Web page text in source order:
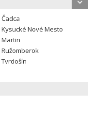
Čadca
Kysucké Nové Mesto
Martin
Ružomberok
Tvrdošín